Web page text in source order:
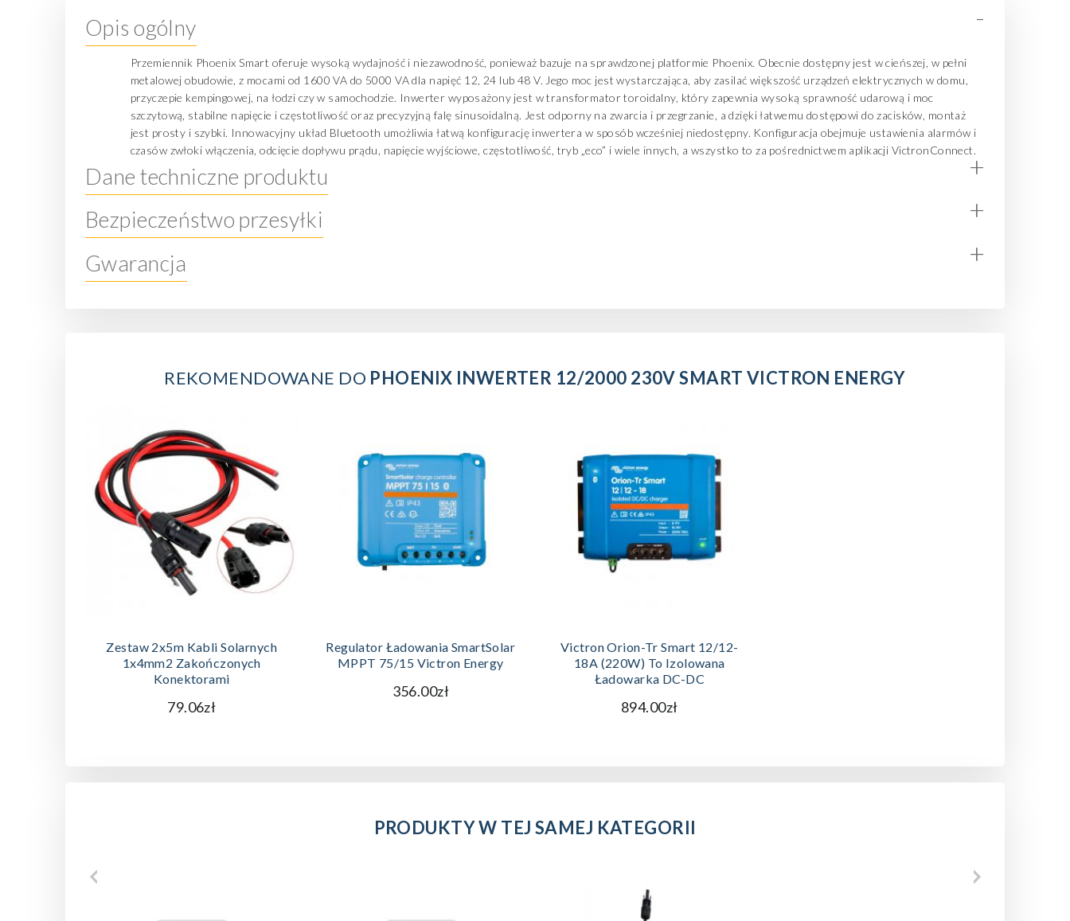
Opis ogólny -
Przemiennik Phoenix Smart oferuje wysoką wydajność i niezawodność, ponieważ bazuje na sprawdzonej platformie Phoenix. Obecnie dostępny jest w cieńszej, w pełni
metalowej obudowie, z mocami od 1600 VA do 5000 VA dla napięć 12, 24 lub 48 V. Jego moc jest wystarczająca, aby zasilać większość urządzeń elektrycznych w domu,
przyczepie kempingowej, na łodzi czy w samochodzie. Inwerter wyposażony jest w transformator toroidalny, który zapewnia wysoką sprawność udarową i moc
szczytową, stabilne napięcie i częstotliwość oraz precyzyjną falę sinusoidalną. Jest odporny na zwarcia i przegrzanie, a dzięki łatwemu dostępowi do zacisków, montaż
jest prosty i szybki. Innowacyjny układ Bluetooth umożliwia łatwą konfigurację inwertera w sposób wcześniej niedostępny. Konfiguracja obejmuje ustawienia alarmów i
czasów zwłoki włączenia, odcięcie dopływu prądu, napięcie wyjściowe, częstotliwość, tryb „eco” i wiele innych, a wszystko to za pośrednictwem aplikacji VictronConnect.
Dane techniczne produktu +
Bezpieczeństwo przesyłki +
Gwarancja +
REKOMENDOWANE DO PHOENIX INWERTER 12/2000 230V SMART VICTRON ENERGY
Zestaw 2x5m Kabli Solarnych
1x4mm2 Zakończonych
Konektorami
79.06zł
Regulator Ładowania SmartSolar
MPPT 75/15 Victron Energy
356.00zł
Victron Orion-Tr Smart 12/12-
18A (220W) To Izolowana
Ładowarka DC-DC
894.00zł
PRODUKTY W TEJ SAMEJ KATEGORII